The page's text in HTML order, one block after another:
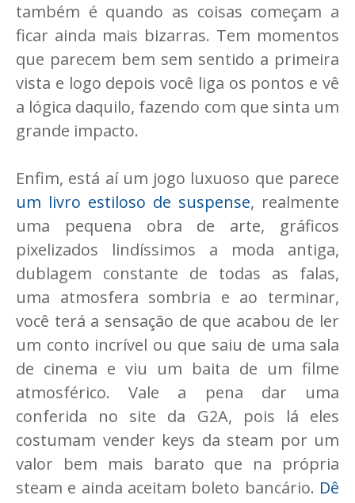
também é quando as coisas começam a
ficar ainda mais bizarras. Tem momentos
que parecem bem sem sentido a primeira
vista e logo depois você liga os pontos e vê
a lógica daquilo, fazendo com que sinta um
grande impacto.
Enfim, está aí um jogo luxuoso que parece
um livro estiloso de suspense, realmente
uma pequena obra de arte, gráficos
pixelizados lindíssimos a moda antiga,
dublagem constante de todas as falas,
uma atmosfera sombria e ao terminar,
você terá a sensação de que acabou de ler
um conto incrível ou que saiu de uma sala
de cinema e viu um baita de um filme
atmosférico. Vale a pena dar uma
conferida no site da G2A, pois lá eles
costumam vender keys da steam por um
valor bem mais barato que na própria
steam e ainda aceitam boleto bancário. Dê